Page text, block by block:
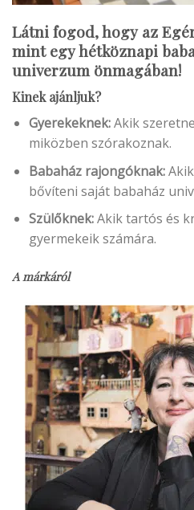
Látni fogod, hogy az
mint egy hétköznapi
univerzum önmagában!
Kinek ajánljuk?
Gyerekeknek:Akik
miközben szórakoznak.
Babaház rajongóknak:
bővíteni saját babaház
Szülőknek:Akik tartós és
gyermekeik számára.
A márkáról